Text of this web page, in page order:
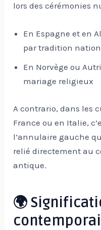
lors des cérémonies
En Espagne et en
par tradition
En Norvège ou
mariage religieux
A contrario, dans les
France ou en Italie,
l’annulaire gauche
relié directement au
antique.
🌍